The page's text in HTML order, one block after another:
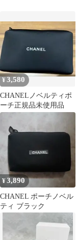
¥3,580
CHANELノベルティポ
ーチ正規品未使用品
¥3,890
CHANEL ポーチノベル
ティ ブラック